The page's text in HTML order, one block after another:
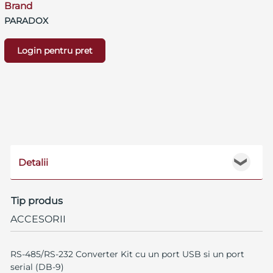
Brand
PARADOX
Login pentru pret
❯
Detalii
Tip produs
ACCESORII
RS-485/RS-232 Converter Kit cu un port USB si un port
serial (DB-9)